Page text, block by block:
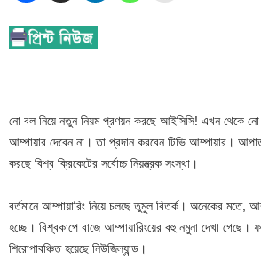
নো বল নিয়ে নতুন নিয়ম প্রণয়ন করছে আইসিসি! এখন থেকে
আম্পায়ার দেবেন না। তা প্রদান করবেন টিভি আম্পায়ার।
করছে বিশ্ব ক্রিকেটের সর্বোচ্চ নিয়ন্ত্রক সংস্থা।
বর্তমানে আম্পায়ারিং নিয়ে চলছে তুমুল বিতর্ক। অনেকের মতে,
হচ্ছে। বিশ্বকাপে বাজে আম্পায়ারিংয়ের বহু নমুনা দেখা গেছে।
শিরোপাবঞ্চিত হয়েছে নিউজিল্যান্ড।